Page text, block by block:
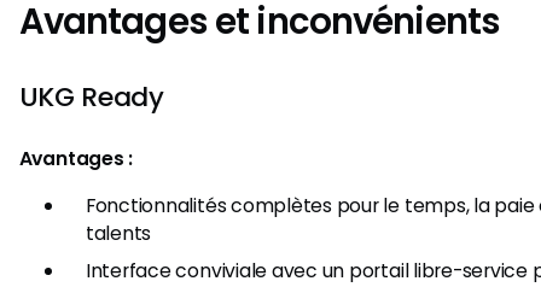
Avantages et inconvénients
UKG Ready
Avantages :
Fonctionnalités complètes pour le temps, la paie
talents
Interface conviviale avec un portail libre-service